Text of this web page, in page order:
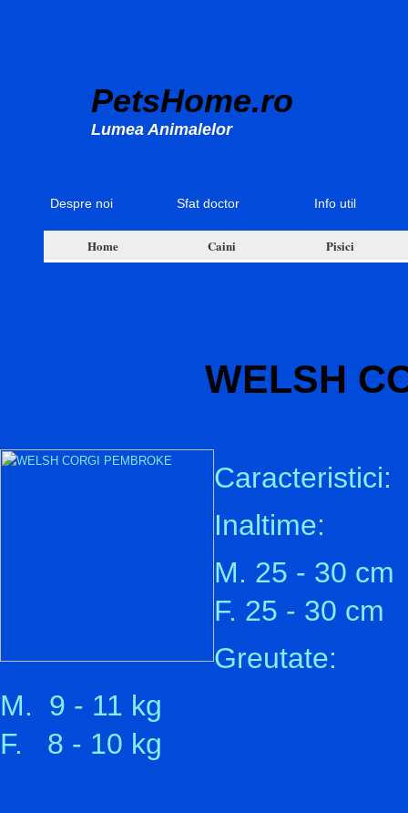
PetsHome.ro
Lumea Animalelor
Despre noi Sfat doctor Info util
Home Caini Pisici
WELSH
Caracteristici:
Inaltime:
M. 25 - 30 cm
F. 25 - 30 cm
Greutate:
M. 9 - 11 kg
F. 8 - 10 kg